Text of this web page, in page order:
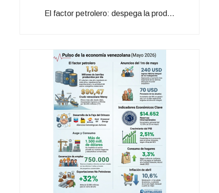
El factor petrolero: despega la prod...